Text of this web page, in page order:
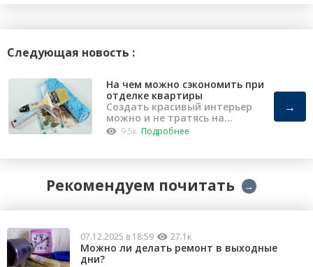
Следующая новость :
На чем можно сэкономить при
отделке квартиры
Создать красивый интерьер
можно и не тратясь на
капремонт
9.5к Подробнее
→
Рекомендуем почитать →
07.12.2025 в 18:59 27.1к
Можно ли делать ремонт в выходные
дни?